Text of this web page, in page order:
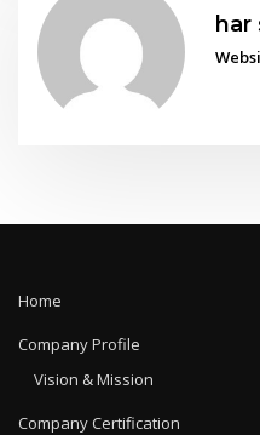
har
Home
Company Profile
Vision & Mission
Company Certification